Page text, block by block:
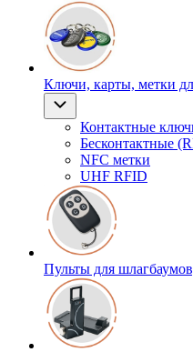
Ключи, карты, метки
Контактные
Бесконтактные
NFC метки
UHF RFID
Пульты для